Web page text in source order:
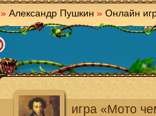
» Александр Пушкин » Онлайн
игра «Мото